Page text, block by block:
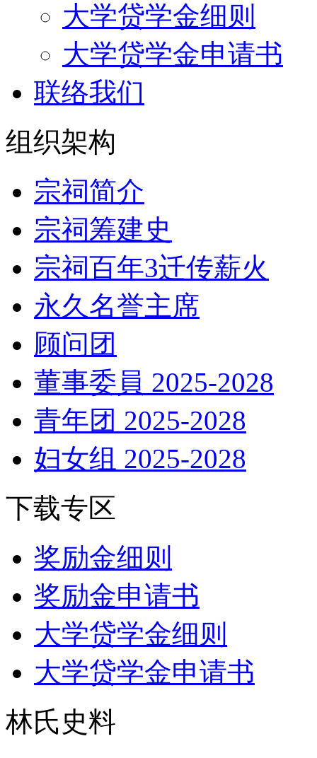
大学贷学金细则
大学贷学金申请书
联络我们
组织架构
宗祠简介
宗祠筹建史
宗祠百年3迁传薪火
永久名誉主席
顾问团
董事委員 2025-2028
青年团 2025-2028
妇女组 2025-2028
下载专区
奖励金细则
奖励金申请书
大学贷学金细则
大学贷学金申请书
林氏史料